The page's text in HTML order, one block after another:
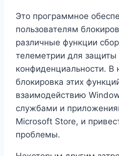
Это программное
пользователям
различные функции
телеметрии для защиты
конфиденциальности. В
блокировка этих
взаимодействию
службами и
Microsoft Store, и
проблемы.